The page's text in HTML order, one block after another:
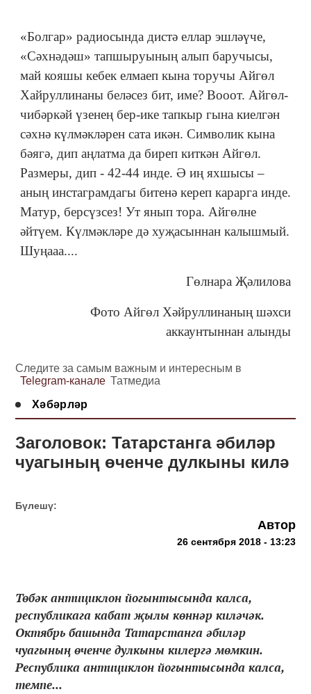
«Болгар» радиосында дистә еллар эшләүче,
«Сәхнәдәш» тапшыруының алып баручысы,
май кояшы кебек елмаеп кына торучы Айгөл
Хайруллинаны беләсез бит, име? Вооот. Айгөл-
чибәркәй үзенең бер-ике тапкыр гына киелгән
сәхнә күлмәкләрен сата икән. Символик кына
бәягә, дип аңлатма да биреп киткән Айгөл.
Размеры, дип - 42-44 инде. Ә иң яхшысы ‒
аның инстаграмдагы битенә кереп карарга инде.
Матур, берсүзсез! Ут янып тора. Айгөлне
әйтүем. Күлмәкләре дә хуҗасыннан калышмый.
Шуңааа....
Гөлнара Җәлилова
Фото Айгөл Хәйруллинаның шәхси
аккаунтыннан алынды
Следите за самым важным и интересным в
Telegram-канале Татмедиа
Хәбәрләр
Заголовок: Татарстанга әбиләр
чуагының өченче дулкыны килә
Бүлешү:
Автор
26 сентября 2018 - 13:23
Төбәк антициклон йогынтысында калса,
республикага кабат җылы көннәр киләчәк.
Октябрь башында Татарстанга әбиләр
чуагының өченче дулкыны килергә мөмкин.
Республика антициклон йогынтысында калса,
темпе...